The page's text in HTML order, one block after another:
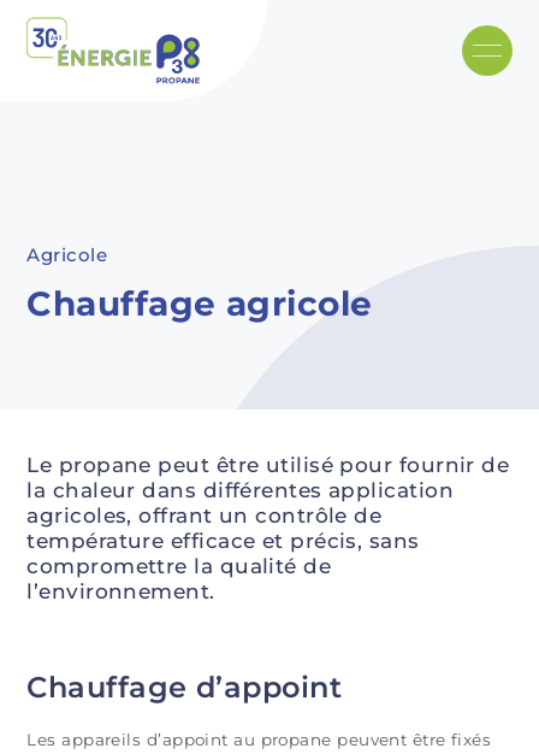
Skip to main content
Agricole
Chauffage agricole
Le propane peut être utilisé pour fournir de
la chaleur dans différentes application
agricoles, offrant un contrôle de
température efficace et précis, sans
compromettre la qualité de
l’environnement.
Chauffage d’appoint
Les appareils d’appoint au propane peuvent être fixés